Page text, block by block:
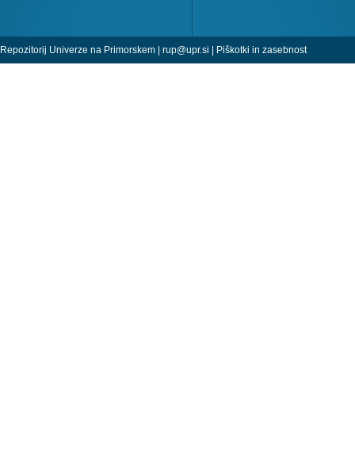
Repozitorij Univerze na Primorskem | rup@upr.si | Piškotki in zasebnost